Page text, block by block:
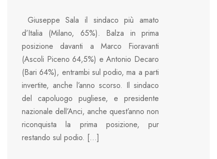
Giuseppe Sala il sindaco più amato
d’Italia (Milano, 65%). Balza in prima
posizione davanti a Marco Fioravanti
(Ascoli Piceno 64,5%) e Antonio Decaro
(Bari 64%), entrambi sul podio, ma a parti
invertite, anche l’anno scorso. Il sindaco
del capoluogo pugliese, e presidente
nazionale dell’Anci, anche quest’anno non
riconquista la prima posizione, pur
restando sul podio. […]